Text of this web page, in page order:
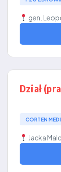
gen.
Dział
CORTEN
Jacka